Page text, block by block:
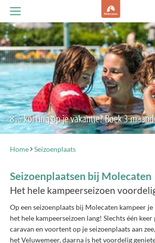
8% korting op je vakantie? Boek 3
Home Seizoenplaats
Seizoenplaatsen bij Molecaten
Het hele kampeerseizoen
Op een seizoenplaats bij Molecaten kampeer
het hele kampeerseizoen lang! Slechts één keer
caravan en voortent op je seizoenplaats aan
het Veluwemeer, daarna is het voordelig